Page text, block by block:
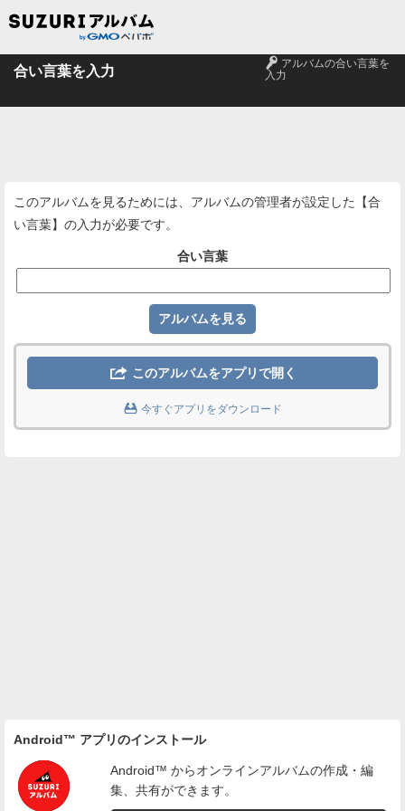
合い言葉を入力 🔑 アルバムの合い言葉を
入力
このアルバムを見るためには、アルバムの管理者が設定した【合
い言葉】の入力が必要です。
合い言葉
 このアルバムをアプリで開く
 今すぐアプリをダウンロード
Android™ アプリのインストール
Android™ からオンラインアルバムの作成・編
集、共有ができます。